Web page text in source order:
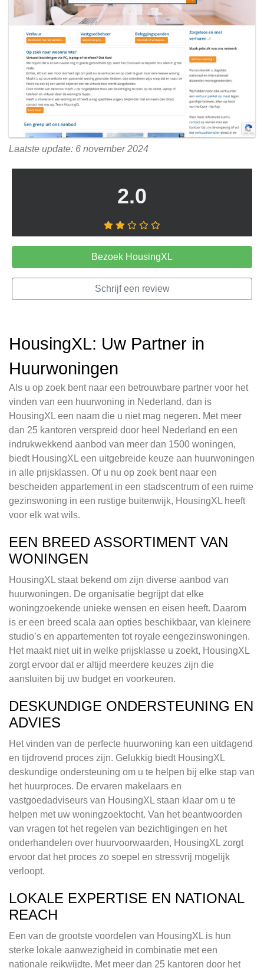
Laatste update: 6 november 2024
2.0
Bezoek HousingXL
Schrijf een review
HousingXL: Uw Partner in
Huurwoningen
Als u op zoek bent naar een betrouwbare partner voor het
vinden van een huurwoning in Nederland, dan is
HousingXL een naam die u niet mag negeren. Met meer
dan 25 kantoren verspreid door heel Nederland en een
indrukwekkend aanbod van meer dan 1500 woningen,
biedt HousingXL een uitgebreide keuze aan huurwoningen
in alle prijsklassen. Of u nu op zoek bent naar een
bescheiden appartement in een stadscentrum of een ruime
gezinswoning in een rustige buitenwijk, HousingXL heeft
voor elk wat wils.
EEN BREED ASSORTIMENT VAN
WONINGEN
HousingXL staat bekend om zijn diverse aanbod van
huurwoningen. De organisatie begrijpt dat elke
woningzoekende unieke wensen en eisen heeft. Daarom
is er een breed scala aan opties beschikbaar, van kleinere
studio’s en appartementen tot royale eengezinswoningen.
Het maakt niet uit in welke prijsklasse u zoekt, HousingXL
zorgt ervoor dat er altijd meerdere keuzes zijn die
aansluiten bij uw budget en voorkeuren.
DESKUNDIGE ONDERSTEUNING EN
ADVIES
Het vinden van de perfecte huurwoning kan een uitdagend
en tijdrovend proces zijn. Gelukkig biedt HousingXL
deskundige ondersteuning om u te helpen bij elke stap van
het huurproces. De ervaren makelaars en
vastgoedadviseurs van HousingXL staan klaar om u te
helpen met uw woningzoektocht. Van het beantwoorden
van vragen tot het regelen van bezichtigingen en het
onderhandelen over huurvoorwaarden, HousingXL zorgt
ervoor dat het proces zo soepel en stressvrij mogelijk
verloopt.
LOKALE EXPERTISE EN NATIONAL
REACH
Een van de grootste voordelen van HousingXL is hun
sterke lokale aanwezigheid in combinatie met een
nationale reikwijdte. Met meer dan 25 kantoren door het